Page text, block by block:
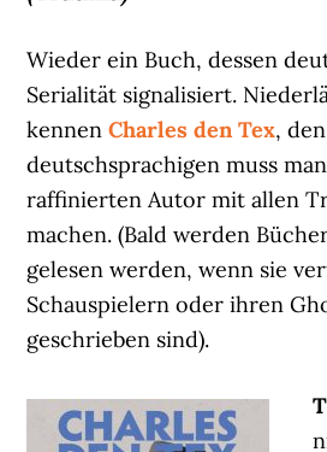
Wieder ein Buch, dessen
Serialität signalisiert.
kennenCharles den Tex, den
deutschsprachigen muss
raffinierten Autor mit allen
machen. (Bald werden
gelesen werden, wenn sie
Schauspielern oder ihren
geschrieben sind).